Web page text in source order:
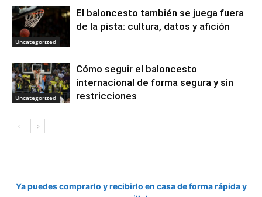
Uncategorized
El baloncesto también se juega fuera
de la pista: cultura, datos y afición
Uncategorized
Cómo seguir el baloncesto
internacional de forma segura y sin
restricciones
Ya puedes comprarlo y recibirlo en casa de forma rápida y